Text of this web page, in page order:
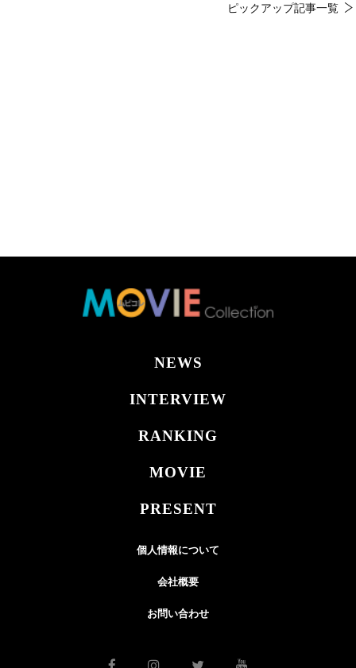
ピックアップ記事一覧
NEWS
INTERVIEW
RANKING
MOVIE
PRESENT
個人情報について
会社概要
お問い合わせ